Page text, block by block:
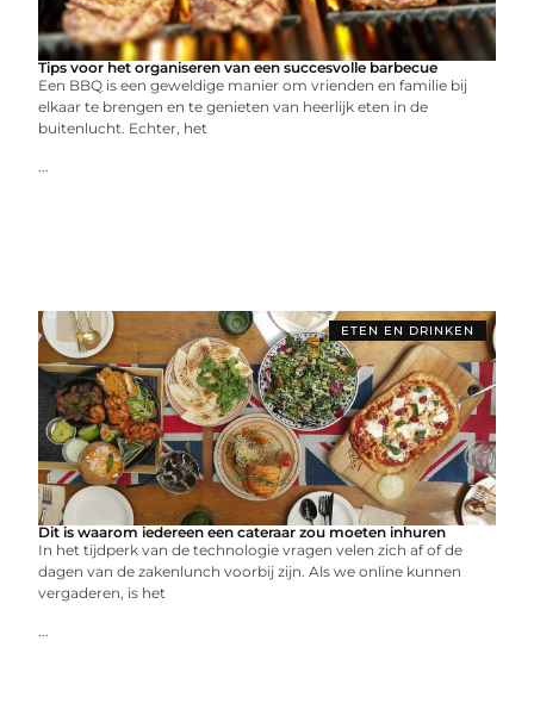
Tips voor het organiseren van een succesvolle barbecue
Een BBQ is een geweldige manier om vrienden en familie bij
elkaar te brengen en te genieten van heerlijk eten in de
buitenlucht. Echter, het
...
ETEN EN DRINKEN
Dit is waarom iedereen een cateraar zou moeten inhuren
In het tijdperk van de technologie vragen velen zich af of de
dagen van de zakenlunch voorbij zijn. Als we online kunnen
vergaderen, is het
...